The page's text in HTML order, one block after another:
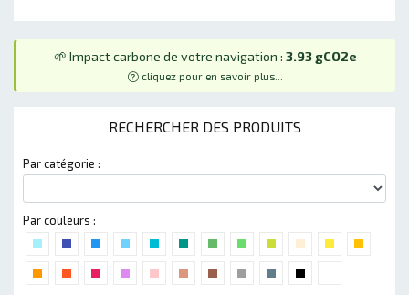
🌱 Impact carbone de votre navigation : 3.93 gCO2e
cliquez pour en savoir plus...
RECHERCHER DES PRODUITS
Par catégorie :
Par couleurs :